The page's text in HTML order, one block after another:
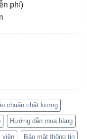
phí)
chuẩn chất lượng
Hướng dẫn mua hàng
viên Bảo mật thông tin